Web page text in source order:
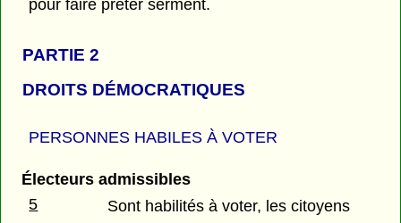
pour faire prêter serment.
PARTIE 2
DROITS DÉMOCRATIQUES
PERSONNES HABILES À VOTER
Électeurs admissibles
5
Sont habilités à voter, les citoyens